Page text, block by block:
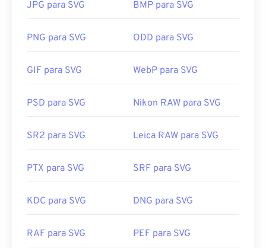
criação de imagens vetoriais bidimensionais.
Como abrir um arquivo SVG?
navegadores, como
Firefoxou Microsoft
pode visualizar o texto associado ao XML em
Notas do Windows
o Bracketspara macOS.
É possível usar programas da Adobe para abrir e
pluginSVG Kitpara Adobe Creative Suite primeiro.
auxílio de algumas ferramentas online. Para
converter para tipos de arquivo não vetoriais,
JPG para SVG BMP para SVG
PNG para SVG ODD para SVG
GIF para SVG WebP para SVG
PSD para SVG Nikon RAW para SVG
SR2 para SVG Leica RAW para SVG
PTX para SVG SRF para SVG
KDC para SVG DNG para SVG
RAF para SVG PEF para SVG